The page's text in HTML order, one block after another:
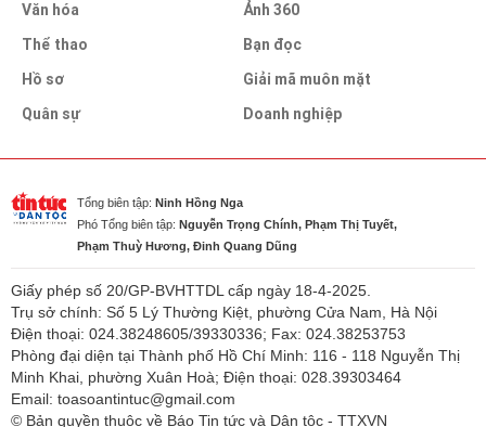
Văn hóa
Thể thao
Hồ sơ
Quân sự
Ảnh 360
Bạn đọc
Giải mã muôn mặt
Doanh nghiệp
Tổng biên tập: Ninh Hồng Nga
Phó Tổng biên tập: Nguyễn Trọng Chính, Phạm Thị Tuyết,
Phạm Thuỳ Hương, Đinh Quang Dũng
Giấy phép số 20/GP-BVHTTDL cấp ngày 18-4-2025.
Trụ sở chính: Số 5 Lý Thường Kiệt, phường Cửa Nam, Hà Nội
Điện thoại: 024.38248605/39330336; Fax: 024.38253753
Phòng đại diện tại Thành phố Hồ Chí Minh: 116 - 118 Nguyễn Thị
Minh Khai, phường Xuân Hoà; Điện thoại: 028.39303464
Email: toasoantintuc@gmail.com
© Bản quyền thuộc về Báo Tin tức và Dân tộc - TTXVN